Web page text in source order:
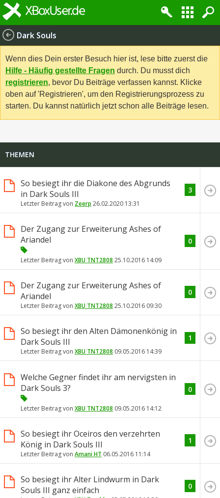
Dark Souls
Wenn dies Dein erster Besuch hier ist, lese bitte zuerst die
Hilfe - Häufig gestellte Fragen durch. Du musst dich
registrieren, bevor Du Beiträge verfassen kannst. Klicke
oben auf 'Registrieren', um den Registrierungsprozess zu
starten. Du kannst natürlich jetzt schon alle Beiträge lesen.
THEMEN
So besiegt ihr die Diakone des Abgrunds
in Dark Souls III
Letzter Beitrag von Zeerp 26.02.2020 13:31
3
Der Zugang zur Erweiterung Ashes of
Ariandel
Letzter Beitrag von XBU TNT2808 25.10.2016 14:09
0
Der Zugang zur Erweiterung Ashes of
Ariandel
Letzter Beitrag von XBU TNT2808 25.10.2016 09:30
0
So besiegt ihr den Alten Dämonenkönig in
Dark Souls III
Letzter Beitrag von XBU TNT2808 09.05.2016 14:39
1
Welche Gegner findet ihr am nervigsten in
Dark Souls 3?
Letzter Beitrag von XBU TNT2808 09.05.2016 14:12
0
So besiegt ihr Oceiros den verzehrten
König in Dark Souls III
Letzter Beitrag von Amani HT 06.05.2016 11:14
1
So besiegt ihr Alter Lindwurm in Dark
Souls III ganz einfach
0